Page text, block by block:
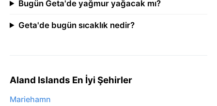
Bugün Geta'de yağmur yağacak mı?
Geta'de bugün sıcaklık nedir?
Aland Islands En İyi Şehirler
Mariehamn